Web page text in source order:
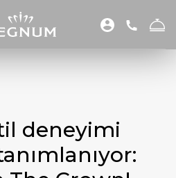
deneyimi